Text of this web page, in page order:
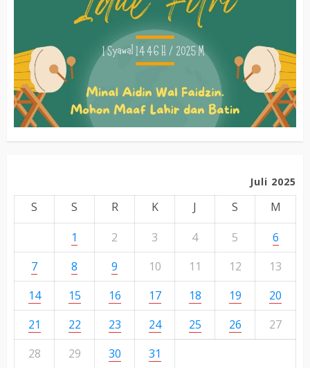
Juli 2025
S S R K J S
M
1
2 3 4 5
6
7
8 9 10 11 12
13
14
15 16 17 18 19
20
21
22 23 24 25 26
27
28
29 30 31